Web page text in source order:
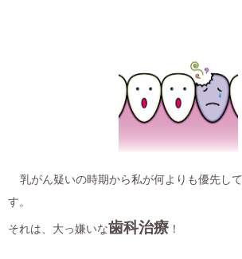
乳がん疑いの時期から私が何よりも優先し
す。
それは、大っ嫌いな歯科治療 ！